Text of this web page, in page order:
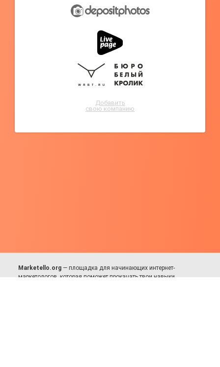
Добавить
свою компанию
Marketello.org — площадка для начинающих интернет-
маркетологов, которая поможет прокачать твои навыки.